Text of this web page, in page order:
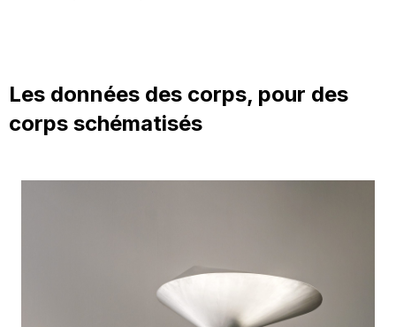
Les données des corps, pour des
corps schématisés